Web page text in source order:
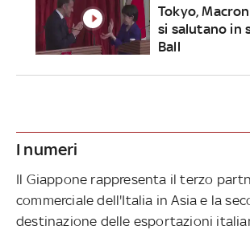
Tokyo,
si salutano in
Ball
I numeri
Il Giappone rappresenta il terzo
commerciale dell'Italia in Asia e la
destinazione delle esportazioni